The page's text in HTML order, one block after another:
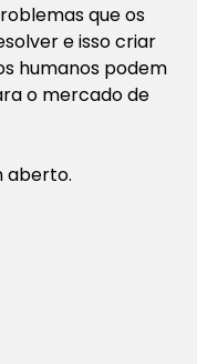
que os
e isso criar
humanos podem
o mercado de
aberto.